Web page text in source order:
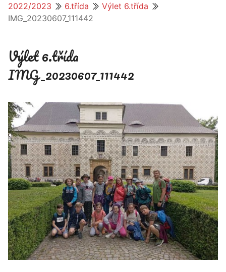
2022/2023
6.třída
Výlet 6.třída
IMG_20230607_111442
Výlet 6.třída
IMG_20230607_111442